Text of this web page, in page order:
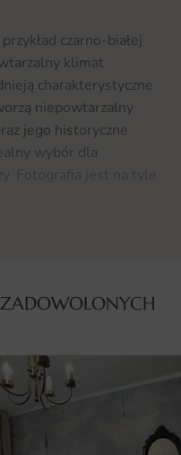
czarno-białej
klimat
charakterystyczne
niepowtarzalny
jego historyczne
wybór dla
Fotografia jest na tyle
sobie nowe tajemnice i
dekoracyjny,
Może być
wprowadzając do
komponuje się z
wnętrz, ale również
czy
innych inspiracji